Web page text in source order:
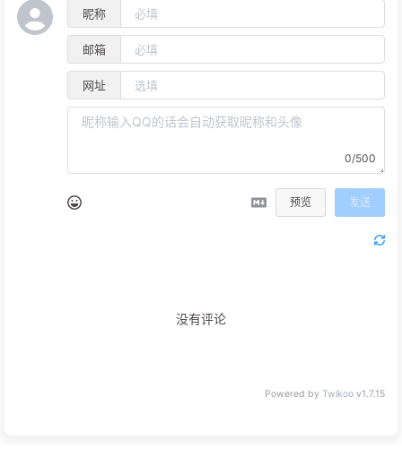
昵称
邮箱
网址
0/500
预览 发送
没有评论
Powered by Twikoo v1.7.15